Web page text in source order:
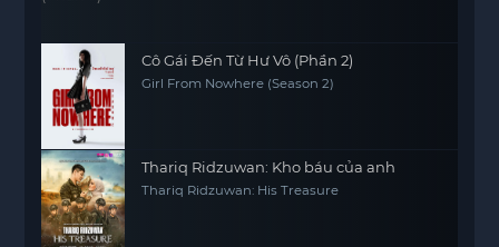
Cô Gái Đến Từ Hư Vô (Phần 2)
Girl From Nowhere (Season 2)
Thariq Ridzuwan: Kho báu của anh
Thariq Ridzuwan: His Treasure